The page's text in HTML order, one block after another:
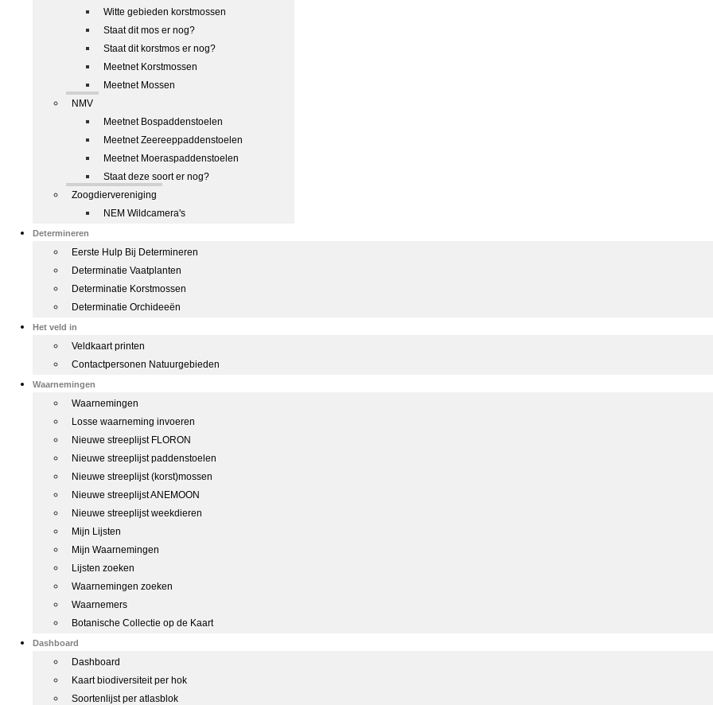
Witte gebieden korstmossen
Staat dit mos er nog?
Staat dit korstmos er nog?
Meetnet Korstmossen
Meetnet Mossen
NMV
Meetnet Bospaddenstoelen
Meetnet Zeereeppaddenstoelen
Meetnet Moeraspaddenstoelen
Staat deze soort er nog?
Zoogdiervereniging
NEM Wildcamera's
Determineren
Eerste Hulp Bij Determineren
Determinatie Vaatplanten
Determinatie Korstmossen
Determinatie Orchideeën
Het veld in
Veldkaart printen
Contactpersonen Natuurgebieden
Waarnemingen
Waarnemingen
Losse waarneming invoeren
Nieuwe streeplijst FLORON
Nieuwe streeplijst paddenstoelen
Nieuwe streeplijst (korst)mossen
Nieuwe streeplijst ANEMOON
Nieuwe streeplijst weekdieren
Mijn Lijsten
Mijn Waarnemingen
Lijsten zoeken
Waarnemingen zoeken
Waarnemers
Botanische Collectie op de Kaart
Dashboard
Dashboard
Kaart biodiversiteit per hok
Soortenlijst per atlasblok